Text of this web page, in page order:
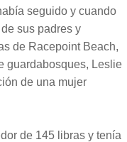
seguido y cuando
sus padres y
de Racepoint Beach,
guardabosques, Leslie
de una mujer
de 145 libras y tenía